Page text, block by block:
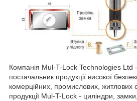
Компанія Mul-T-Lock Technologies Ltd -
постачальник продукції високої
комерційних, промислових, житлових
продукції Mul-T-Lock - циліндри,